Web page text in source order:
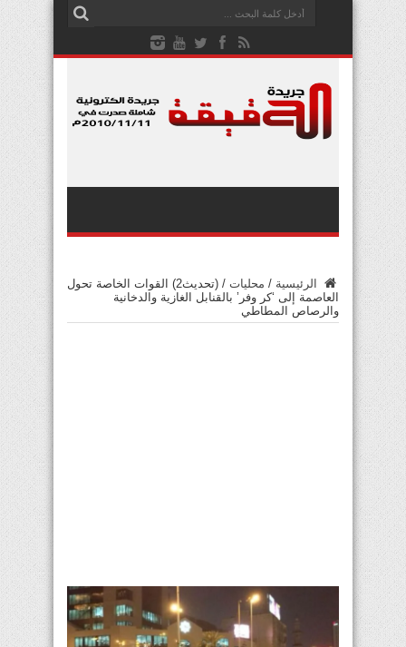
الرئيسية / محليات /
(تحديث2) القوات الخاصة تحول
العاصمة إلى ‘كر وفر’ بالقنابل الغازية والدخانية
والرصاص المطاطي